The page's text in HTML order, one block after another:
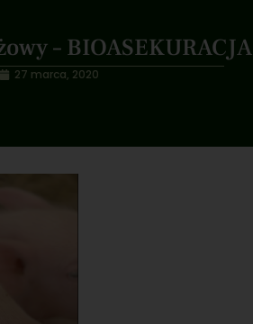
– BIOASEKURACJA
27 marca, 2020